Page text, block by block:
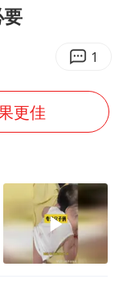
装举行会谈
谈
1
更佳